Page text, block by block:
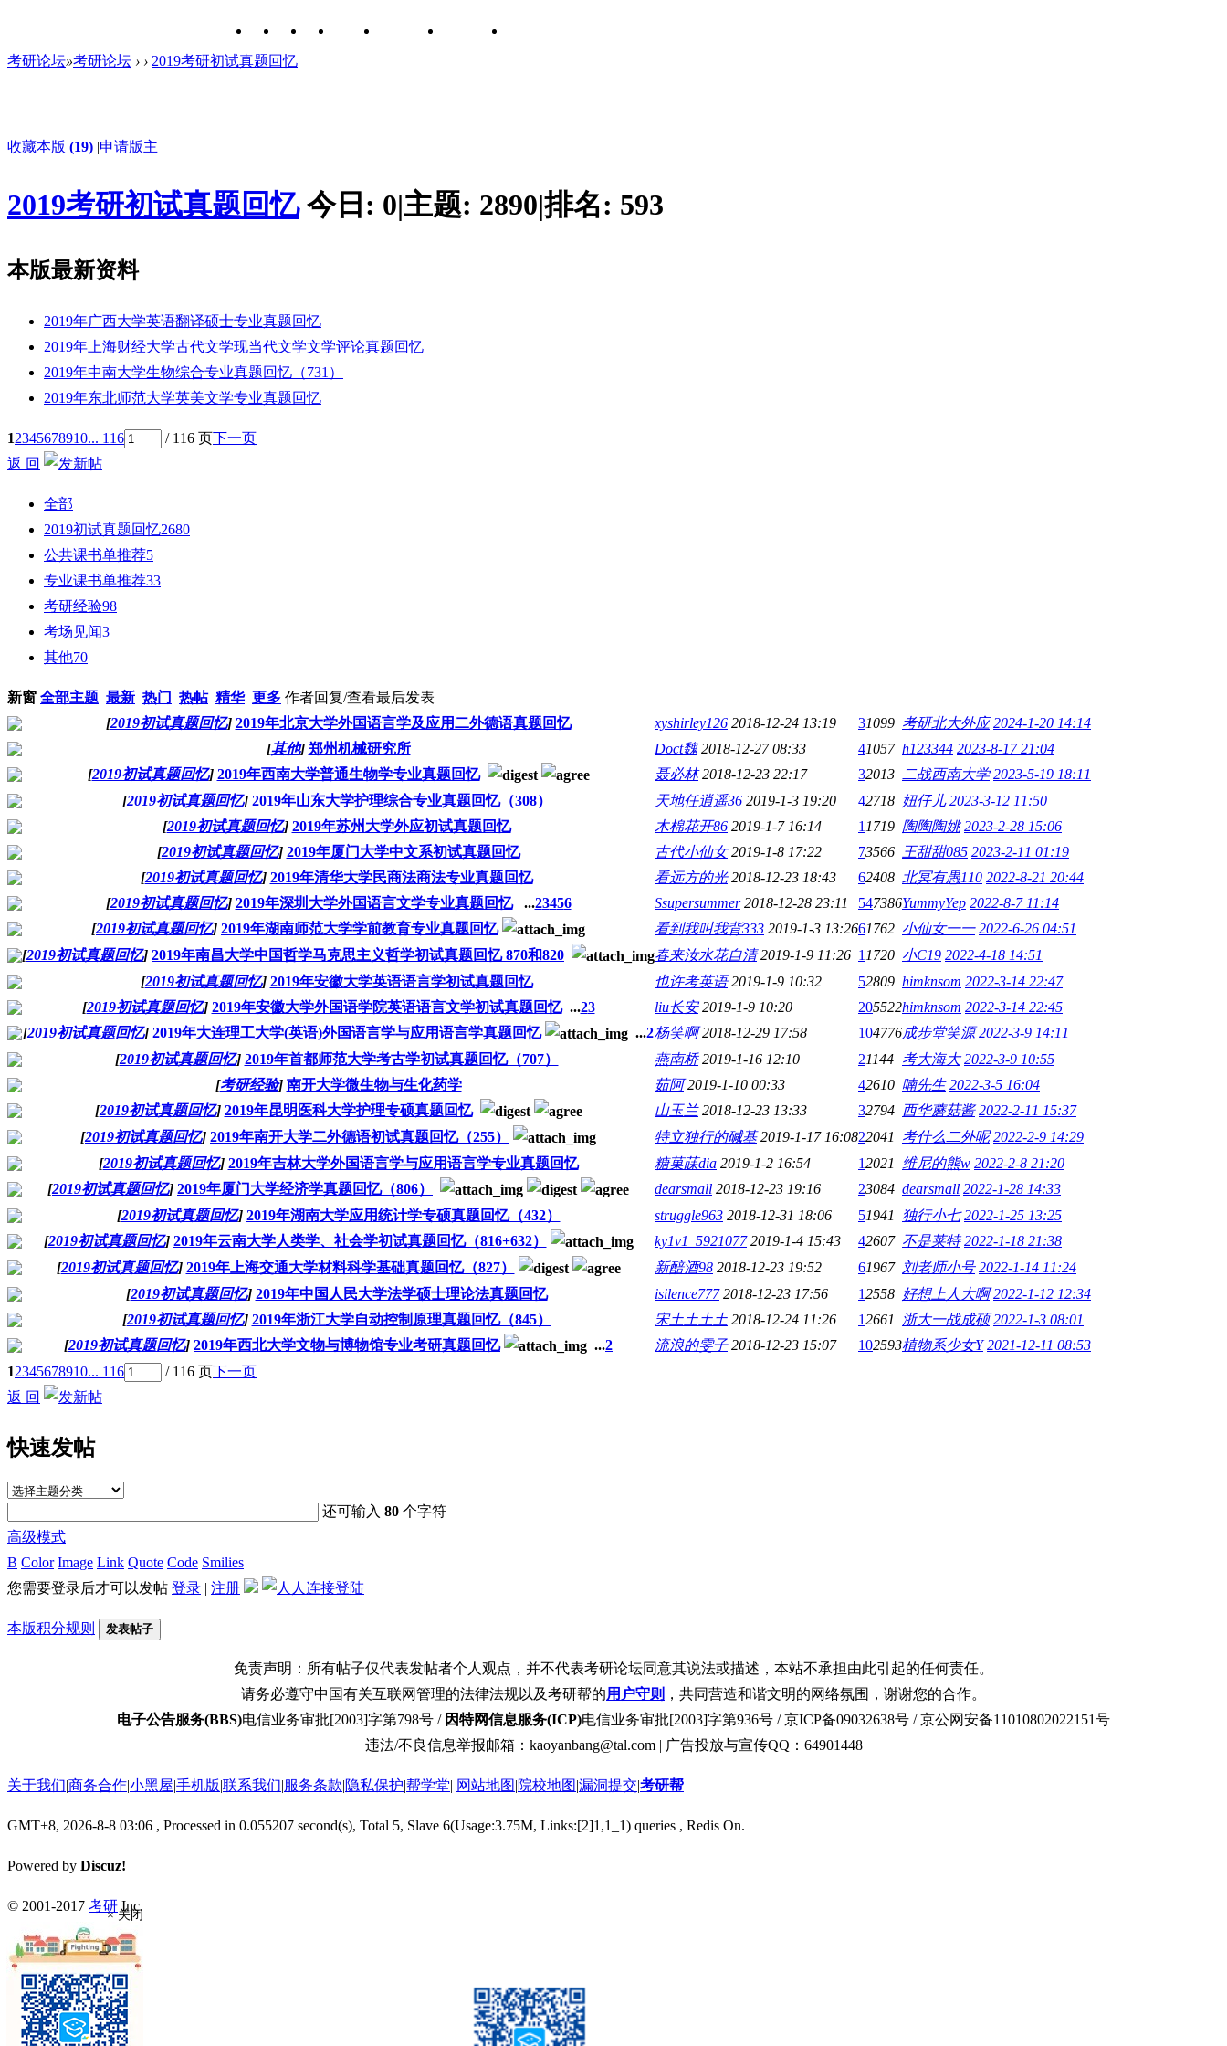
考研论坛»考研论坛 › › 2019考研初试真题回忆
收藏本版 (19) |申请版主
2019考研初试真题回忆 今日: 0|主题: 2890|排名: 593
本版最新资料
2019年广西大学英语翻译硕士专业真题回忆
2019年上海财经大学古代文学现当代文学文学评论真题回忆
2019年中南大学生物综合专业真题回忆（731）
2019年东北师范大学英美文学专业真题回忆
12345678910... 116 / 116 页下一页
返 回
全部
2019初试真题回忆2680
公共课书单推荐5
专业课书单推荐33
考研经验98
考场见闻3
其他70
新窗 全部主题 最新 热门 热帖 精华 更多 作者回复/查看最后发表
[2019初试真题回忆] 2019年北京大学外国语言学及应用二外德语真题回忆 xyshirley126 2018-12-24 13:19 31099 考研北大外应 2024-1-20 14:14
[其他] 郑州机械研究所 Doct魏 2018-12-27 08:33 41057 h123344 2023-8-17 21:04
[2019初试真题回忆] 2019年西南大学普通生物学专业真题回忆 聂必林 2018-12-23 22:17 32013 二战西南大学 2023-5-19 18:11
[2019初试真题回忆] 2019年山东大学护理综合专业真题回忆（308） 天地任逍遥36 2019-1-3 19:20 42718 妞仔儿 2023-3-12 11:50
[2019初试真题回忆] 2019年苏州大学外应初试真题回忆 木棉花开86 2019-1-7 16:14 1 1719 陶陶陶姚 2023-2-28 15:06
[2019初试真题回忆] 2019年厦门大学中文系初试真题回忆 古代小仙女 2019-1-8 17:22 73566 王甜甜085 2023-2-11 01:19
[2019初试真题回忆] 2019年清华大学民商法商法专业真题回忆 看远方的光 2018-12-23 18:43 62408 北冥有愚110 2022-8-21 20:44
[2019初试真题回忆] 2019年深圳大学外国语言文学专业真题回忆 ...23456 Ssupersummer 2018-12-28 23:11 547386YummyYep 2022-8-7 11:14
[2019初试真题回忆] 2019年湖南师范大学学前教育专业真题回忆 看到我叫我背333 2019-1-3 13:2661762 小仙女一一 2022-6-26 04:51
[2019初试真题回忆] 2019年南昌大学中国哲学马克思主义哲学初试真题回忆 870和820 春来汝水花自清 2019-1-9 11:26 1 1720 小C19 2022-4-18 14:51
[2019初试真题回忆] 2019年安徽大学英语语言学初试真题回忆 也许考英语 2019-1-9 10:32 52809 himknsom 2022-3-14 22:47
[2019初试真题回忆] 2019年安徽大学外国语学院英语语言文学初试真题回忆 ...23 liu长安 2019-1-9 10:20 205522himknsom 2022-3-14 22:45
[2019初试真题回忆] 2019年大连理工大学(英语)外国语言学与应用语言学真题回忆 ...2杨笑啊 2018-12-29 17:58 104776成步堂笑源 2022-3-9 14:11
[2019初试真题回忆] 2019年首都师范大学考古学初试真题回忆（707） 燕南桥 2019-1-16 12:10 21144 考大海大 2022-3-9 10:55
[考研经验] 南开大学微生物与生化药学 茹阿 2019-1-10 00:33 42610 喃先生 2022-3-5 16:04
[2019初试真题回忆] 2019年昆明医科大学护理专硕真题回忆 山玉兰 2018-12-23 13:33 32794 西华蘑菇酱 2022-2-11 15:37
[2019初试真题回忆] 2019年南开大学二外德语初试真题回忆（255） 特立独行的碱基 2019-1-17 16:0822041 考什么二外呢 2022-2-9 14:29
[2019初试真题回忆] 2019年吉林大学外国语言学与应用语言学专业真题回忆 糖菓菋dia 2019-1-2 16:54 12021 维尼的熊w 2022-2-8 21:20
[2019初试真题回忆] 2019年厦门大学经济学真题回忆（806） dearsmall 2018-12-23 19:16 23084 dearsmall 2022-1-28 14:33
[2019初试真题回忆] 2019年湖南大学应用统计学专硕真题回忆（432） struggle963 2018-12-31 18:06 51941 独行小七 2022-1-25 13:25
[2019初试真题回忆] 2019年云南大学人类学、社会学初试真题回忆（816+632） ky1v1_5921077 2019-1-4 15:43 42607 不是莱特 2022-1-18 21:38
[2019初试真题回忆] 2019年上海交通大学材料科学基础真题回忆（827） 新醅酒98 2018-12-23 19:52 61967 刘老师小号 2022-1-14 11:24
[2019初试真题回忆] 2019年中国人民大学法学硕士理论法真题回忆 isilence777 2018-12-23 17:56 12558 好想上人大啊 2022-1-12 12:34
[2019初试真题回忆] 2019年浙江大学自动控制原理真题回忆（845） 宋土土土土 2018-12-24 11:26 12661 浙大一战成硕 2022-1-3 08:01
[2019初试真题回忆] 2019年西北大学文物与博物馆专业考研真题回忆 ...2 流浪的雯子 2018-12-23 15:07 102593植物系少女Y 2021-12-11 08:53
12345678910... 116 / 116 页下一页
返 回
快速发帖
还可输入80 个字符
高级模式
B Color Image Link Quote Code Smilies
您需要登录后才可以发帖 登录 | 注册
本版积分规则 发表帖子
免责声明：所有帖子仅代表发帖者个人观点，并不代表考研论坛同意其说法或描述，本站不承担由此引起的任何责任。
请务必遵守中国有关互联网管理的法律法规以及考研帮的用户守则 ，共同营造和谐文明的网络氛围，谢谢您的合作。
电子公告服务(BBS)电信业务审批[2003]字第798号 / 因特网信息服务(ICP)电信业务审批[2003]字第936号 / 京ICP备09032638号 / 京公网安备11010802022151号
违法/不良信息举报邮箱：kaoyanbang@tal.com | 广告投放与宣传QQ：64901448
关于我们|商务合作|小黑屋|手机版|联系我们|服务条款|隐私保护|帮学堂| 网站地图|院校地图|漏洞提交|考研帮
GMT+8, 2026-8-8 03:06 , Processed in 0.055207 second(s), Total 5, Slave 6(Usage:3.75M, Links:[2]1,1_1) queries , Redis On.
Powered by Discuz!
© 2001-2017 考研Inc.
返回顶部 返回版块
× 关闭